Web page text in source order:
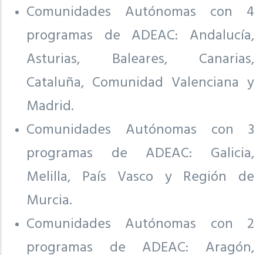
Comunidades Autónomas con 4
programas de ADEAC: Andalucía,
Asturias, Baleares, Canarias,
Cataluña, Comunidad Valenciana y
Madrid.
Comunidades Autónomas con 3
programas de ADEAC: Galicia,
Melilla, País Vasco y Región de
Murcia.
Comunidades Autónomas con 2
programas de ADEAC: Aragón,